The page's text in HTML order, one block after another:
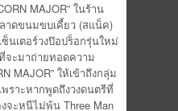
MAJOR” ในร้าน
าดขนมขบเคี้ยว (สแน็ค)
นเตอร์วงป๊อปร็อกรุ่นใหม่
จะมาถ่ายทอดความ
MAJOR” ให้เข้าถึงกลุ่ม
ราะหากพูดถึงวงดนตรีที่
จะหนีไม่พ้น Three Man